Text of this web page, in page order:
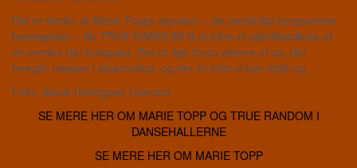
Det er derfor at Marie Topps signatur – de uendeligt langsomme
bevægelser – får TRUE RANDOM til at blive et øjebliksbillede af
en verden der kollapser. Det er lige foran øjnene af os, det
foregår næsten i slowmotion, og der er intet vi kan stille op.
Foto: Alexis Rodriguez Cancino
SE MERE HER OM MARIE TOPP OG TRUE RANDOM I
DANSEHALLERNE
SE MERE HER OM MARIE TOPP